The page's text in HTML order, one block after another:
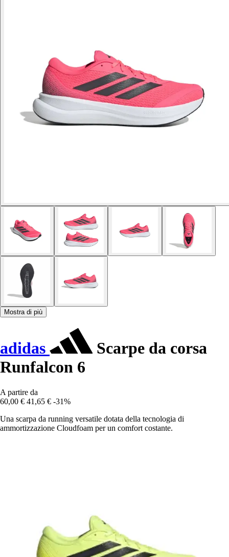
Mostra di più
adidas
Scarpe da corsa
Runfalcon 6
A partire da
60,00 € 41,65 € -31%
Una scarpa da running versatile dotata della tecnologia di
ammortizzazione Cloudfoam per un comfort costante.